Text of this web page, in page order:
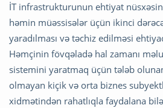
İT infrastrukturunun ehtiyat
həmin müəssisələr üçün ikinci
yaradılması və təchiz edilməsi
Həmçinin fövqəladə hal zamanı
sistemini yaratmaq üçün tələb
olmayan kiçik və orta biznes
xidmətindən rahatlıqla faydalana